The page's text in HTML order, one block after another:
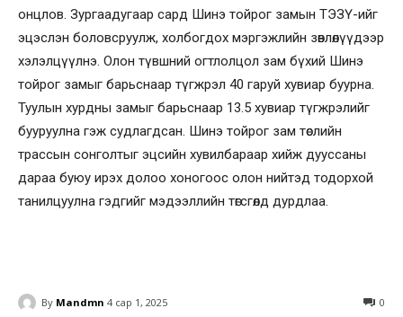
онцлов. Зургаадугаар сард Шинэ тойрог замын ТЭЗҮ-ийг
эцэслэн боловсруулж, холбогдох мэргэжлийн зөвлөлүүдээр
хэлэлцүүлнэ. Олон түвшний огтлолцол зам бүхий Шинэ
тойрог замыг барьснаар түгжрэл 40 гаруй хувиар буурна.
Туулын хурдны замыг барьснаар 13.5 хувиар түгжрэлийг
бууруулна гэж судлагдсан. Шинэ тойрог зам төслийн
трассын сонголтыг эцсийн хувилбараар хийж дууссаны
дараа буюу ирэх долоо хоногоос олон нийтэд тодорхой
танилцуулна гэдгийг мэдээллийн төгсгөлд дурдлаа.
By Mandmn 4 сар 1, 2025 0